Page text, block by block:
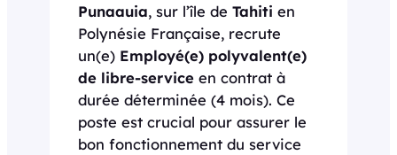
Punaauia, sur l’île de Tahiti en
Polynésie Française, recrute
un(e) Employé(e) polyvalent(e)
de libre-service en contrat à
durée déterminée (4 mois). Ce
poste est crucial pour assurer le
bon fonctionnement du service